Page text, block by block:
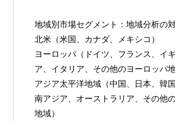
地域別市場セグメント：地域分析の
北米（米国、カナダ、メキシコ）
ヨーロッパ（ドイツ、フランス、イ
ア、イタリア、その他のヨーロッパ地
アジア太平洋地域（中国、日本、韓
南アジア、オーストラリア、その他
地域）